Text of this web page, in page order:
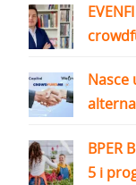
Nasce
BPER
5 i